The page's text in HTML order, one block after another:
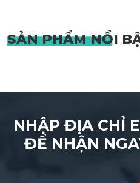
SẢN PHẨMNỔI
NHẬP ĐỊA CHỈ
ĐỂ NHẬN